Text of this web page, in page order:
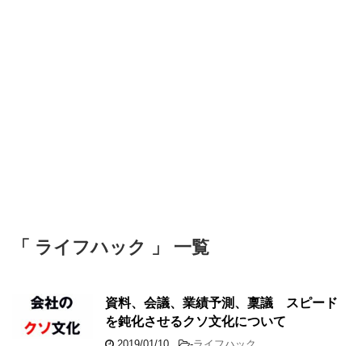
「 ライフハック 」 一覧
資料、会議、業績予測、稟議 スピード
を鈍化させるクソ文化について